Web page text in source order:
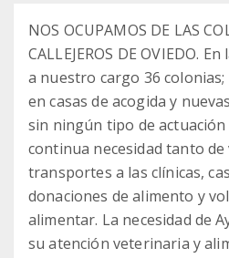
NOS OCUPAMOS DE LAS
CALLEJEROS DE OVIEDO.
a nuestro cargo 36
en casas de acogida y
sin ningún tipo de
continua necesidad tanto
transportes a las clínicas,
donaciones de alimento y
alimentar. La necesidad de
su atención veterinaria y